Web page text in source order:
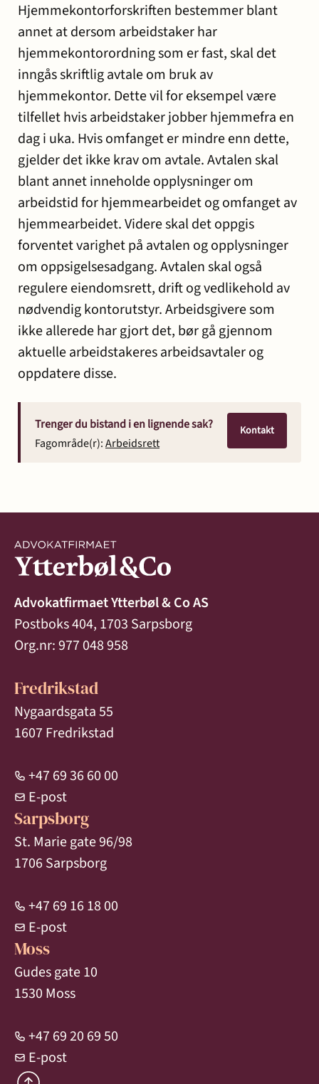
Hjemmekontorforskriften bestemmer blant
annet at dersom arbeidstaker har
hjemmekontorordning som er fast, skal det
inngås skriftlig avtale om bruk av
hjemmekontor. Dette vil for eksempel være
tilfellet hvis arbeidstaker jobber hjemmefra en
dag i uka. Hvis omfanget er mindre enn dette,
gjelder det ikke krav om avtale. Avtalen skal
blant annet inneholde opplysninger om
arbeidstid for hjemmearbeidet og omfanget av
hjemmearbeidet. Videre skal det oppgis
forventet varighet på avtalen og opplysninger
om oppsigelsesadgang. Avtalen skal også
regulere eiendomsrett, drift og vedlikehold av
nødvendig kontorutstyr. Arbeidsgivere som
ikke allerede har gjort det, bør gå gjennom
aktuelle arbeidstakeres arbeidsavtaler og
oppdatere disse.
Trenger du bistand i en lignende sak?
Fagområde(r):Arbeidsrett
Kontakt
Advokatfirmaet Ytterbøl & Co AS
Postboks 404, 1703 Sarpsborg
Org.nr: 977 048 958
Fredrikstad
Nygaardsgata 55
1607 Fredrikstad
+47 69 36 60 00
E-post
Sarpsborg
St. Marie gate 96/98
1706 Sarpsborg
+47 69 16 18 00
E-post
Moss
Gudes gate 10
1530 Moss
+47 69 20 69 50
E-post